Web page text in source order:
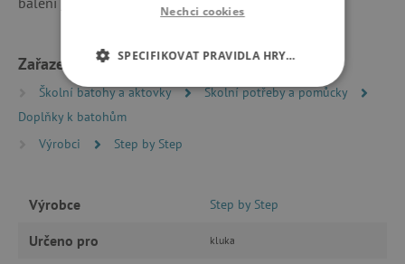
Zařazeno v kategoriích
Školní batohy a aktovky
Školní potřeby a pomůcky
Doplňky k batohům
Výrobci
Step by Step
Výrobce Step by Step
Určeno pro kluka
Nechci cookies
SPECIFIKOVAT PRAVIDLA HRY…
NEZBYTNĚ NUTNÉ COOKIES
ANALYTICKÉ COOKIES